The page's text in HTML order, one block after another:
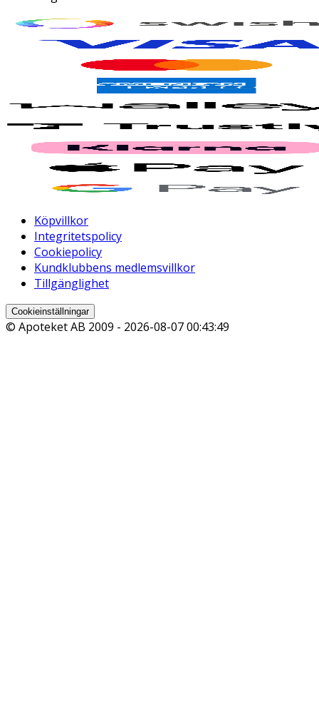
Köpvillkor
Integritetspolicy
Cookiepolicy
Kundklubbens medlemsvillkor
Tillgänglighet
Cookieinställningar
© Apoteket AB 2009 - 2026-08-07 00:43:49